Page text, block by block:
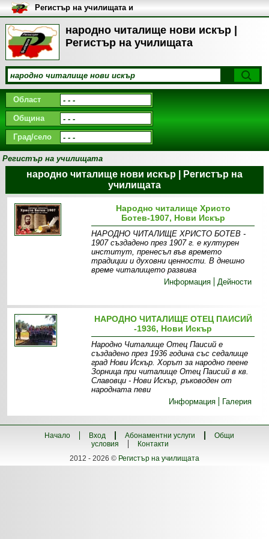
народно читалище нови искър |
Регистър на училищата
Регистър на училищата и
университетите в България
Област
Община
Град/село
Регистър на училищата
народно читалище нови искър | Регистър на
училищата
Народно читалище Христо
Ботев-1907, Нови Искър
НАРОДНО ЧИТАЛИЩЕ ХРИСТО БОТЕВ -
1907 създадено през 1907 г. е културен
институт, пренесъл във времето
традиции и духовни ценности. В днешно
време читалището развива
Информация
Дейности
НАРОДНО ЧИТАЛИЩЕ ОТЕЦ ПАИСИЙ
-1936, Нови Искър
Народно Читалище Отец Паисий е
създадено през 1936 година със седалище
град Нови Искър. Хорът за народно пеене
Зорница при читалище Отец Паисий в кв.
Славовци - Нови Искър, ръководен от
народната певи
Информация
Галерия
Начало Вход Абонаментни услуги
Общи
условия
Контакти
2012 - 2026 © Регистър на училищата